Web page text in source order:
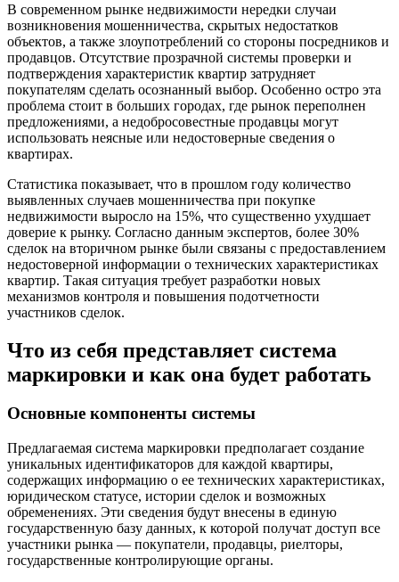
В современном рынке недвижимости нередки случаи
возникновения мошенничества, скрытых недостатков
объектов, а также злоупотреблений со стороны посредников и
продавцов. Отсутствие прозрачной системы проверки и
подтверждения характеристик квартир затрудняет
покупателям сделать осознанный выбор. Особенно остро эта
проблема стоит в больших городах, где рынок переполнен
предложениями, а недобросовестные продавцы могут
использовать неясные или недостоверные сведения о
квартирах.
Статистика показывает, что в прошлом году количество
выявленных случаев мошенничества при покупке
недвижимости выросло на 15%, что существенно ухудшает
доверие к рынку. Согласно данным экспертов, более 30%
сделок на вторичном рынке были связаны с предоставлением
недостоверной информации о технических характеристиках
квартир. Такая ситуация требует разработки новых
механизмов контроля и повышения подотчетности
участников сделок.
Что из себя представляет система
маркировки и как она будет работать
Основные компоненты системы
Предлагаемая система маркировки предполагает создание
уникальных идентификаторов для каждой квартиры,
содержащих информацию о ее технических характеристиках,
юридическом статусе, истории сделок и возможных
обременениях. Эти сведения будут внесены в единую
государственную базу данных, к которой получат доступ все
участники рынка — покупатели, продавцы, риелторы,
государственные контролирующие органы.